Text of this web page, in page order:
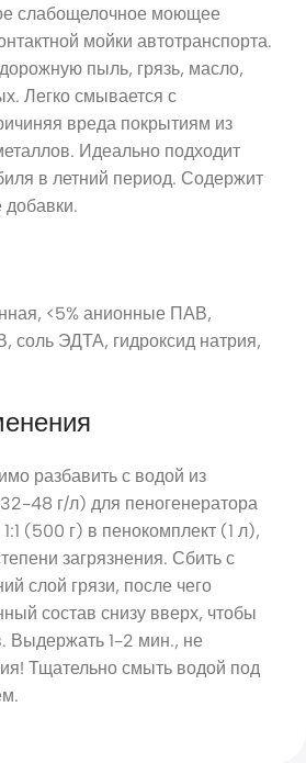
слабощелочное моющее
мойки автотранспорта.
пыль, грязь, масло,
Легко смывается с
вреда покрытиям из
Идеально подходит
в летний период. Содержит
добавки.
<5% анионные ПАВ,
соль ЭДТА, гидроксид натрия,
разбавить с водой из
48 г/л) для пеногенератора
(500 г) в пенокомплект (1 л),
загрязнения. Сбить с
слой грязи, после чего
состав снизу вверх, чтобы
Выдержать 1-2 мин., не
Тщательно смыть водой под